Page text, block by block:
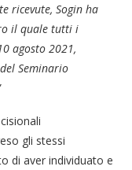
ricevute, Sogin ha
il quale tutti i
agosto 2021,
Seminario
gli stessi
di aver individuato e